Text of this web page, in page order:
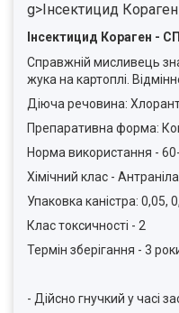
g>Інсектицид
Інсектицид Кораген
Справжній мисливець
жука на картоплі.
Діюча речовина:
Препаративна форма:
Норма використання -
Хімічний клас -
Упаковка каністра: 0,05,
Клас токсичності - 2
Термін зберігання - 3
- Дійсно гнучкий у часі